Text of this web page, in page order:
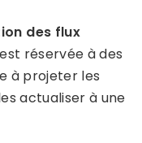
des flux
réservée à des
à projeter les
actualiser à une